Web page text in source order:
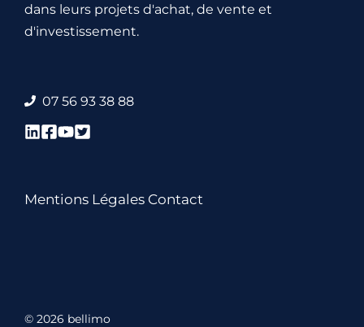
dans leurs projets d'achat, de vente et
d'investissement.
07 56 93 38 88
Mentions Légales Contact
© 2026 bellimo